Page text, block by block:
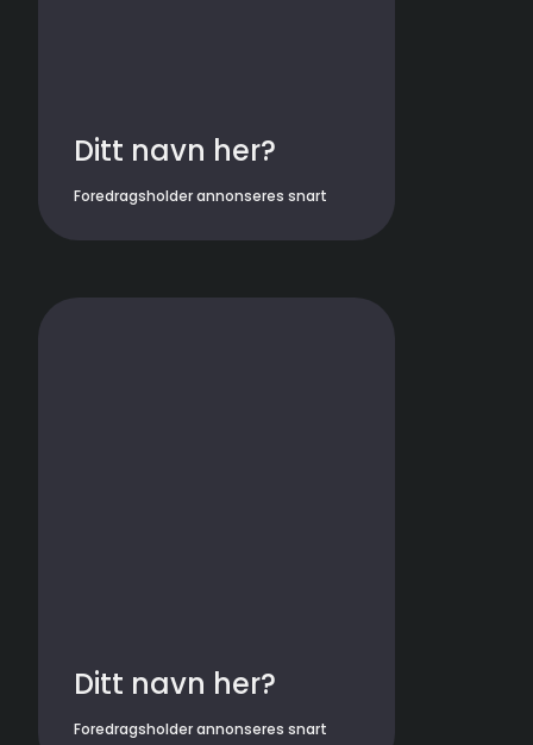
Ditt navn her?
Foredragsholder annonseres snart
Ditt navn her?
Foredragsholder annonseres snart